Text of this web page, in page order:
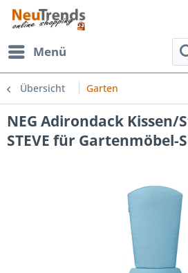
Menü
Übersicht Garten
NEG Adirondack
STEVE für Gartenmöbel-